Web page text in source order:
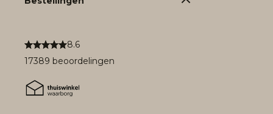
8.6
17389 beoordelingen